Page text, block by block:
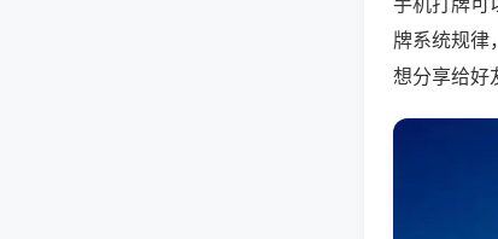
牌系统规律
想分享给好